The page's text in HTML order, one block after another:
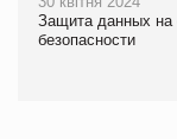
Защита данных
безопасности